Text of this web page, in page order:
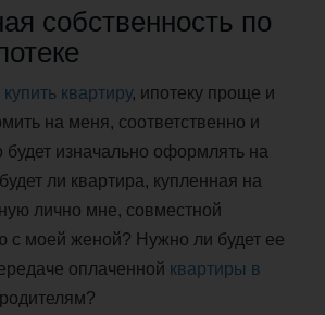
собственность по
купить квартиру, ипотеку проще и
на меня, соответственно и
будет изначально оформлять на
ли квартира, купленная на
лично мне, совместной
с моей женой? Нужно ли будет ее
оплаченной квартиры в
родителям?